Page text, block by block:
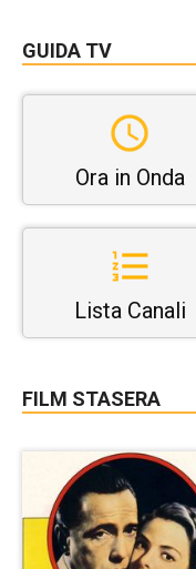
GUIDA TV
Ora in Onda
Lista Canali
FILM STASERA